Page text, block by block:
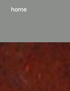
home